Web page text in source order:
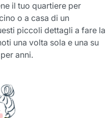
il tuo quartiere per
o a casa di un
piccoli dettagli a fare la
una volta sola e una su
anni.